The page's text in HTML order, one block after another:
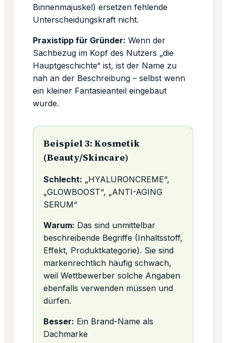
Binnenmajuskel) ersetzen fehlende
Unterscheidungskraft nicht.
Praxistipp für Gründer: Wenn der
Sachbezug im Kopf des Nutzers „die
Hauptgeschichte“ ist, ist der Name zu
nah an der Beschreibung – selbst wenn
ein kleiner Fantasieanteil eingebaut
wurde.
Beispiel 3: Kosmetik
(Beauty/Skincare)
Schlecht: „HYALURONCREME“,
„GLOWBOOST“, „ANTI-AGING
SERUM“
Warum: Das sind unmittelbar
beschreibende Begriffe (Inhaltsstoff,
Effekt, Produktkategorie). Sie sind
markenrechtlich häufig schwach,
weil Wettbewerber solche Angaben
ebenfalls verwenden müssen und
dürfen.
Besser: Ein Brand-Name als
Dachmarke